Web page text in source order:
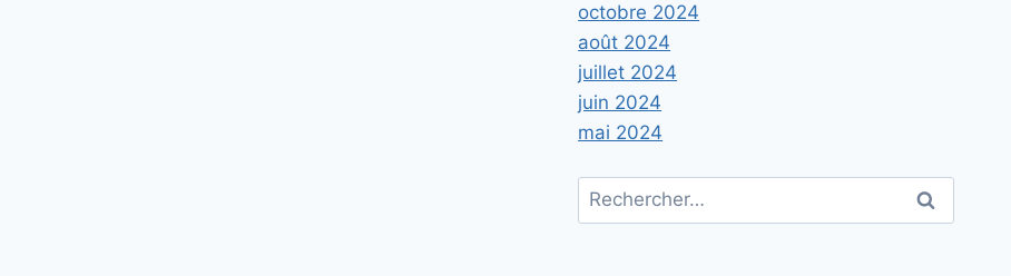
octobre 2024
août 2024
juillet 2024
juin 2024
mai 2024
Rechercher :